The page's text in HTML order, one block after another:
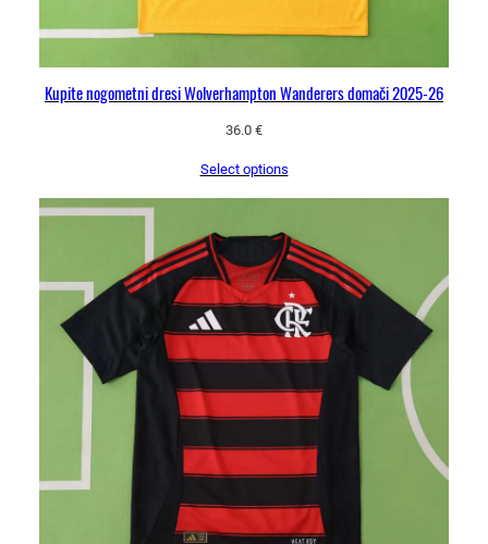
Kupite nogometni dresi Wolverhampton Wanderers domači 2025-26
36.0 €
Select options